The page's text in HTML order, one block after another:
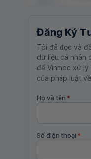
Đăng Ký
Tôi đã đọc và
dữ liệu cá nhân
để Vinmec xử
của pháp luật
Họ và tên *
Số điện thoại *